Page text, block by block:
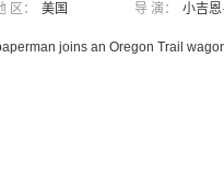
区： 美国 导 演： 小吉恩
joins an Oregon Trail